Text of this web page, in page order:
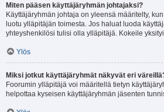
Miten pääsen käyttäjäryhmän johtajaksi?
Käyttäjäryhmän johtaja on yleensä määritelty,
luotu ylläpitäjän toimesta. Jos haluat luoda
yhteyshenkilösi tulisi olla ylläpitäjä. Kokeile
Ylös
Miksi jotkut käyttäjäryhmät näkyvät eri
Foorumin ylläpitäjä voi määritellä tietyn
helpottaa kyseisen käyttäjäryhmän jäsenten